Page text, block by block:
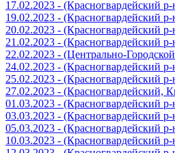
17.02.2023 - (Красногвардейский
19.02.2023 - (Красногвардейский
20.02.2023 - (Красногвардейский
21.02.2023 - (Красногвардейский
22.02.2023 - (Центрально-
24.02.2023 - (Красногвардейский
25.02.2023 - (Красногвардейский
27.02.2023 - (Красногвардейский,
01.03.2023 - (Красногвардейский
03.03.2023 - (Красногвардейский
05.03.2023 - (Красногвардейский
10.03.2023 - (Красногвардейский